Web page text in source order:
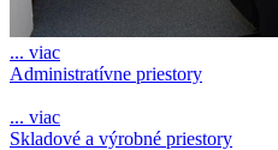
... viac
Administratívne priestory
... viac
Skladové a výrobné priestory